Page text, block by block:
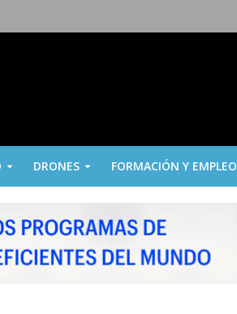
DRONES FORMACIÓN Y EMPLEO